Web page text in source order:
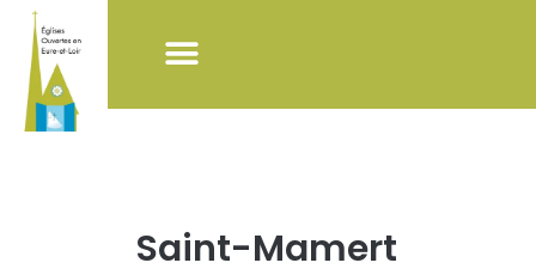
Saint-Mamert